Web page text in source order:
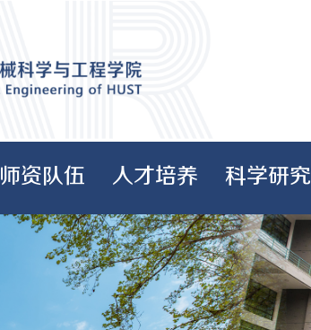
师资队伍 人才培养 科学研究